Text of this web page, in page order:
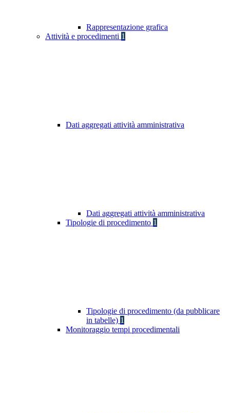
Rappresentazione grafica
Attività e procedimenti 1
Dati aggregati attività amministrativa
Dati aggregati attività amministrativa
Tipologie di procedimento 1
Tipologie di procedimento (da pubblicare
in tabelle) 1
Monitoraggio tempi procedimentali